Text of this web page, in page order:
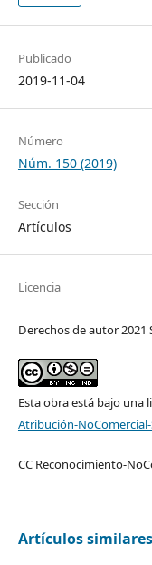
Publicado
2019-11-04
Número
Núm. 150 (2019)
Sección
Artículos
Licencia
Derechos de autor 2021
Esta obra está bajo una
Atribución-
CC Reconocimiento-
Artículos similares